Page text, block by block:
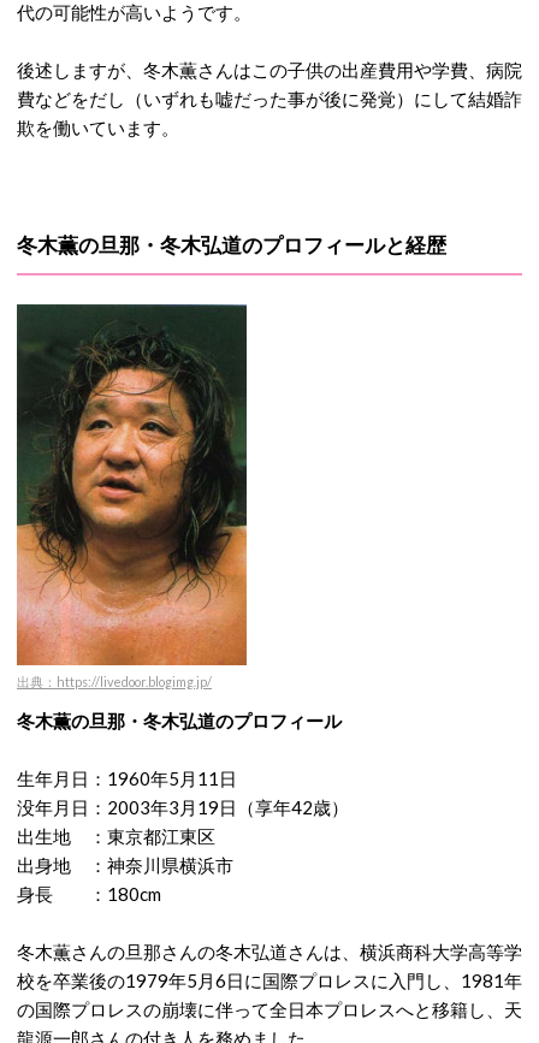
代の可能性が高いようです。
後述しますが、冬木薫さんはこの子供の出産費用や学費、病院
費などをだし（いずれも嘘だった事が後に発覚）にして結婚詐
欺を働いています。
冬木薫の旦那・冬木弘道のプロフィールと経歴
出典：https://livedoor.blogimg.jp/
冬木薫の旦那・冬木弘道のプロフィール
生年月日：1960年5月11日
没年月日：2003年3月19日（享年42歳）
出生地 ：東京都江東区
出身地 ：神奈川県横浜市
身長 ：180cm
冬木薫さんの旦那さんの冬木弘道さんは、横浜商科大学高等学
校を卒業後の1979年5月6日に国際プロレスに入門し、1981年
の国際プロレスの崩壊に伴って全日本プロレスへと移籍し、天
龍源一郎さんの付き人を務めました。